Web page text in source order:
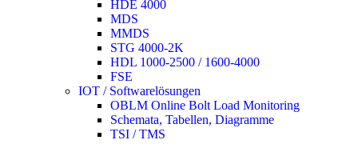
HDE 4000
MDS
MMDS
STG 4000-2K
HDL 1000-2500 / 1600-4000
FSE
IOT / Softwarelösungen
OBLM Online Bolt Load Monitoring
Schemata, Tabellen, Diagramme
TSI / TMS